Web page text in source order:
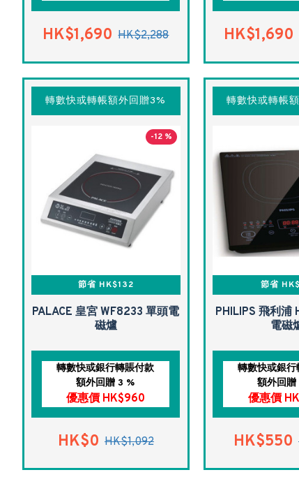
HK$1,690 HK$2,288 HK$1,690
轉數快或轉帳額外回贈3%
-12 %
節省 HK$132
PALACE 皇宮 WF8233 單頭電
磁爐
轉數快或銀行轉賬付款
額外回贈 3 %
優惠價 HK$960
HK$0 HK$1,092
轉數快或轉帳
節省
PHILIPS 飛利浦
電磁
轉數快或銀
額外回贈
優惠價
HK$550